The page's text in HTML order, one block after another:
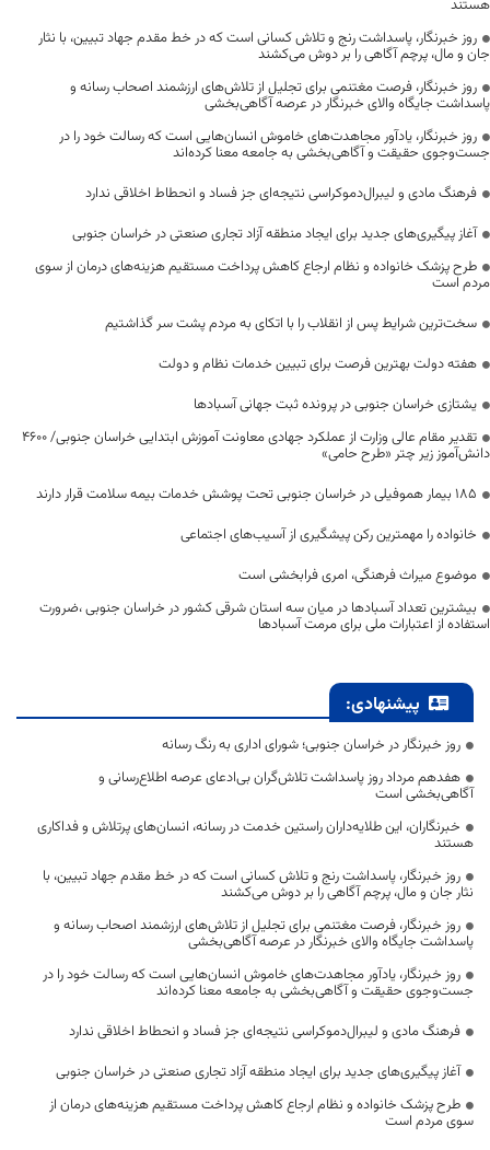
هستند
روز خبرنگار، پاسداشت رنج و تلاش کسانی است که در خط مقدم جهاد تبیین، با نثار
جان و مال، پرچم آگاهی را بر دوش می‌کشند
روز خبرنگار، فرصت مغتنمی برای تجلیل از تلاش‌های ارزشمند اصحاب رسانه و
پاسداشت جایگاه والای خبرنگار در عرصه آگاهی‌بخشی
روز خبرنگار، یادآور مجاهدت‌های خاموش انسان‌هایی است که رسالت خود را در
جست‌وجوی حقیقت و آگاهی‌بخشی به جامعه معنا کرده‌اند
فرهنگ مادی و لیبرال‌دموکراسی نتیجه‌ای جز فساد و انحطاط اخلاقی ندارد
آغاز پیگیری‌های جدید برای ایجاد منطقه آزاد تجاری صنعتی در خراسان جنوبی
طرح پزشک خانواده و نظام ارجاع کاهش پرداخت مستقیم هزینه‌های درمان از سوی
مردم است
سخت‌ترین شرایط پس از انقلاب را با اتکای به مردم پشت سر گذاشتیم
هفته دولت بهترین فرصت برای تبیین خدمات نظام و دولت
یشتازی خراسان جنوبی در پرونده ثبت جهانی آسبادها
تقدیر مقام عالی وزارت از عملکرد جهادی معاونت آموزش ابتدایی خراسان جنوبی/ ۴۶۰۰
دانش‌آموز زیر چتر «طرح حامی»
۱۸۵ بیمار هموفیلی در خراسان جنوبی تحت پوشش خدمات بیمه سلامت قرار دارند
خانواده را مهمترین رکن پیشگیری از آسیب‌های اجتماعی
موضوع میراث فرهنگی، امری فرابخشی است
بیشترین تعداد آسبادها در میان سه استان شرقی کشور در خراسان جنوبی ،ضرورت
استفاده از اعتبارات ملی برای مرمت آسبادها
پیشنهادی:
روز خبرنگار در خراسان جنوبی؛ شورای اداری به رنگ رسانه
هفدهم مرداد روز پاسداشت تلاش‌گران بی‌ادعای عرصه اطلاع‌رسانی و
آگاهی‌بخشی است
خبرنگاران، این طلایه‌داران راستین خدمت در رسانه، انسان‌های پرتلاش و فداکاری
هستند
روز خبرنگار، پاسداشت رنج و تلاش کسانی است که در خط مقدم جهاد تبیین، با
نثار جان و مال، پرچم آگاهی را بر دوش می‌کشند
روز خبرنگار، فرصت مغتنمی برای تجلیل از تلاش‌های ارزشمند اصحاب رسانه و
پاسداشت جایگاه والای خبرنگار در عرصه آگاهی‌بخشی
روز خبرنگار، یادآور مجاهدت‌های خاموش انسان‌هایی است که رسالت خود را در
جست‌وجوی حقیقت و آگاهی‌بخشی به جامعه معنا کرده‌اند
فرهنگ مادی و لیبرال‌دموکراسی نتیجه‌ای جز فساد و انحطاط اخلاقی ندارد
آغاز پیگیری‌های جدید برای ایجاد منطقه آزاد تجاری صنعتی در خراسان جنوبی
طرح پزشک خانواده و نظام ارجاع کاهش پرداخت مستقیم هزینه‌های درمان از
سوی مردم است